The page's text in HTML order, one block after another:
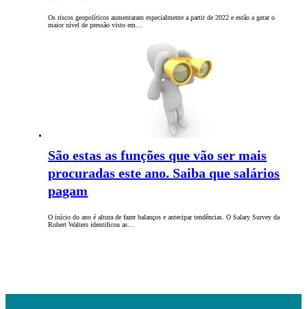
Os riscos geopolíticos aumentaram especialmente a partir de 2022 e estão a gerar o
maior nível de pressão visto em…
São estas as funções que vão ser mais
procuradas este ano. Saiba que salários
pagam
O início do ano é altura de fazer balanços e antecipar tendências. O Salary Survey da
Robert Walters identificou as…